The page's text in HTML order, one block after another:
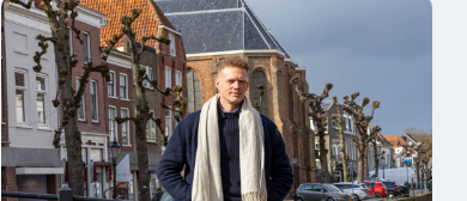
vanzelfsprekend. Daarom kijken steeds meer
werkgevers breder naar talent. Niet alleen
diploma’s of werkervaring, maar ook
vaardigheden, motivatie en ontwikkelbaarheid is
van belang. En precies daar komen zij-
instromers in beeld.